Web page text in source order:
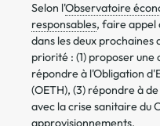
Selon l'Observatoire
responsables, faire appel
dans les deux
priorité : (1) proposer
répondre à l'Obligation
(OETH), (3) répondre à
avec la crise sanitaire du
approvisionnements.